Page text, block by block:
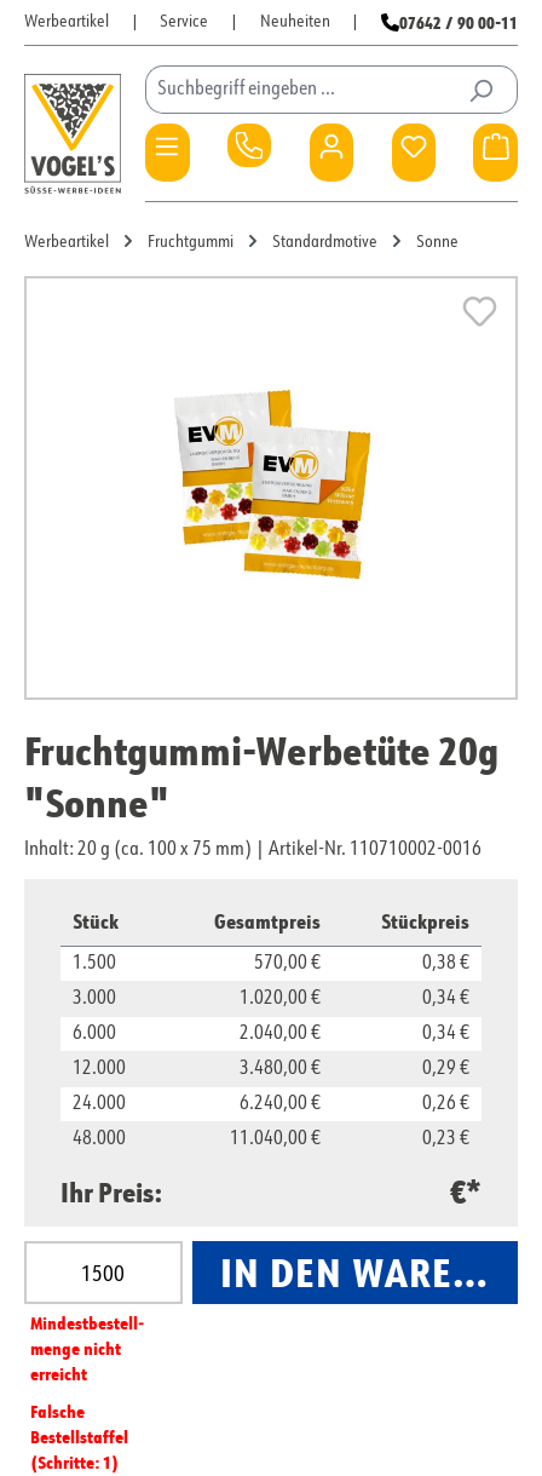
Zum Hauptinhalt springen
Werbeartikel Service Neuheiten 07642 / 90 00-11
Du hast 0
Werbeartikel Fruchtgummi Standardmotive Sonne
Fruchtgummi-Werbetüte 20g
"Sonne"
Inhalt: 20 g (ca. 100 x 75 mm) Artikel-Nr. 110710002-0016
Stück Gesamtpreis Stückpreis
1.500 570,00 €
0,38 €
3.000
1.020,00 €
0,34 €
6.000
2.040,00 €
0,34 €
12.000
3.480,00 €
0,29 €
24.000
6.240,00 €
0,26 €
48.000
11.040,00 € 0,23 €
Ihr Preis: €*
Produkt Anzahl: Gib den gewünschten Wert ein
Mindest­­bestell­­
menge nicht
erreicht
Falsche
Bestellstaffel
(Schritte: 1)
IN DEN